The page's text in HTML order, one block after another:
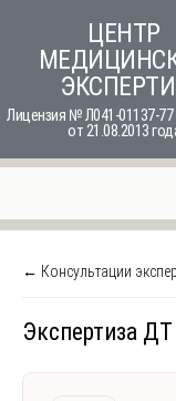
content
ЦЕНТР
Лицензия № Л041-01137-77
от 21.08.2013
← Консультации
Экспертиза ДТ